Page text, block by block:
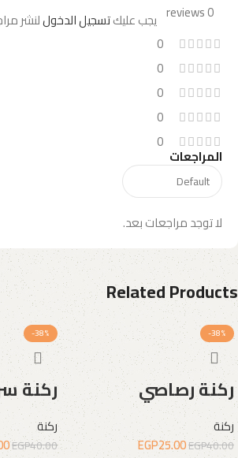
0 reviews
0
0
0
0
0
المراجعات
لا توجد مراجعات بعد.
يجب عليكتسجيل الدخوللنشر
Related Products
-38%
ركنة رصاصي
ركنة
EGP40.00
EGP25.00
-38%
ركنة
ركنة
EGP40.00